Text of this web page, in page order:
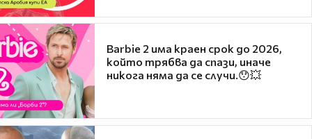
Barbie 2 има краен срок до 2026,
който трябва да спази, иначе
никога няма да се случи.😯💥